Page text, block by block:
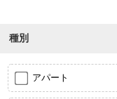
種別
アパート